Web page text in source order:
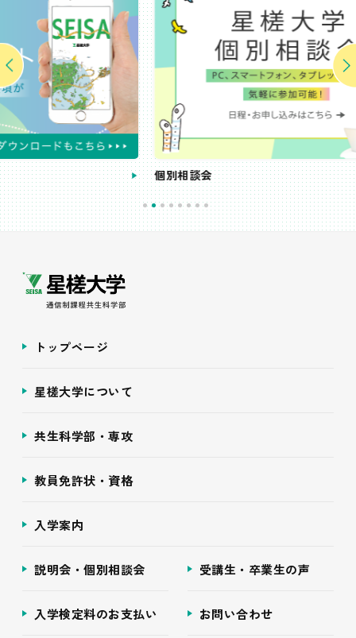
個別相談会
トップページ
星槎大学について
共生科学部・専攻
教員免許状・資格
入学案内
説明会・個別相談会 受講生・卒業生の声
入学検定料のお支払い お問い合わせ